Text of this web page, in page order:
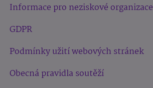
Informace pro neziskové organizace
GDPR
Podmínky užití webových stránek
Obecná pravidla soutěží